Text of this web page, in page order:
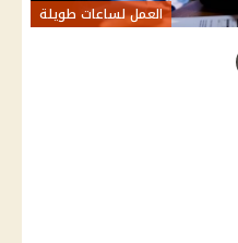
العمل لساعات طويلة